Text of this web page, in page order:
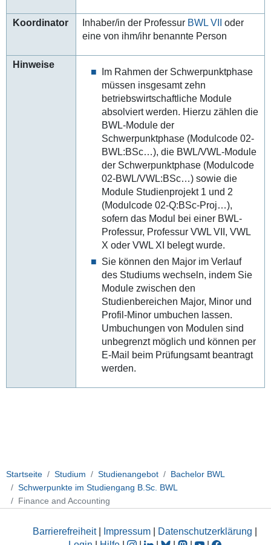
Koordinator Inhaber/in der Professur BWL VII
oder
eine von ihm/ihr benannte Person
Hinweise
Im Rahmen der Schwerpunktphase
müssen insgesamt zehn
betriebswirtschaftliche Module
absolviert werden. Hierzu zählen die
BWL-Module der
Schwerpunktphase (Modulcode 02-
BWL:BSc…), die BWL/VWL-Module
der Schwerpunktphase (Modulcode
02-BWL/VWL:BSc…) sowie die
Module Studienprojekt 1 und 2
(Modulcode 02-Q:BSc-Proj…),
sofern das Modul bei einer BWL-
Professur, Professur VWL VII, VWL
X oder VWL XI belegt wurde.
Sie können den Major im Verlauf
des Studiums wechseln, indem Sie
Module zwischen den
Studienbereichen Major, Minor und
Profil-Minor umbuchen lassen.
Umbuchungen von Modulen sind
unbegrenzt möglich und können per
E-Mail beim Prüfungsamt beantragt
werden.
Startseite Studium Studienangebot
Bachelor BWL
Schwerpunkte im Studiengang B.Sc. BWL
Finance and Accounting
Barrierefreiheit| Impressum Datenschutzerklärung